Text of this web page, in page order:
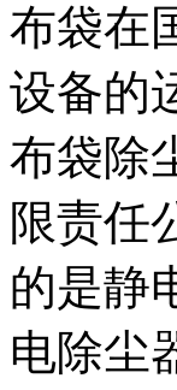
布袋在
设备的
布袋除
限责任
的是静
电除尘